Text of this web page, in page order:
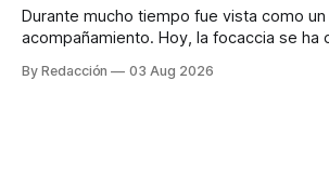
Durante mucho tiempo fue vista como un
acompañamiento. Hoy, la focaccia se ha
artesanal, ingredientes de calidad y
By Redacción 03 Aug 2026